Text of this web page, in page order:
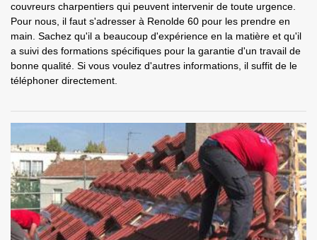
couvreurs charpentiers qui peuvent intervenir de toute urgence.
Pour nous, il faut s'adresser à Renolde 60 pour les prendre en
main. Sachez qu'il a beaucoup d'expérience en la matière et qu'il
a suivi des formations spécifiques pour la garantie d'un travail de
bonne qualité. Si vous voulez d'autres informations, il suffit de le
téléphoner directement.